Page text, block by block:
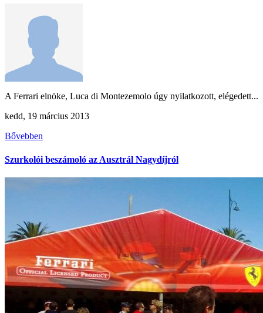
A Ferrari elnöke, Luca di Montezemolo úgy nyilatkozott, elégedett...
kedd, 19 március 2013
Bővebben
Szurkolói beszámoló az Ausztrál Nagydíjról